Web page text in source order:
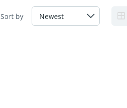
Sort by